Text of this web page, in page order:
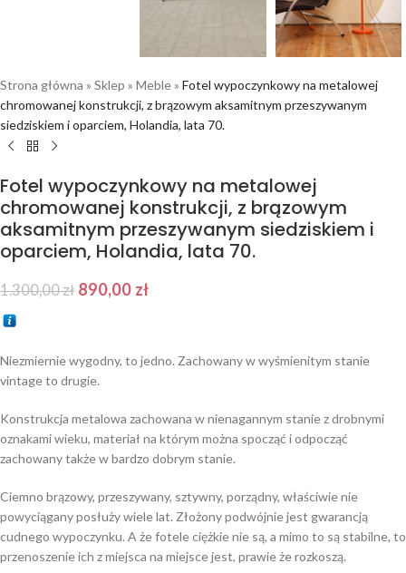
Strona główna » Sklep » Meble» Fotel wypoczynkowy na metalowej
chromowanej konstrukcji, z brązowym aksamitnym przeszywanym
siedziskiem i oparciem, Holandia, lata 70.
Fotel wypoczynkowy na metalowej
chromowanej konstrukcji, z brązowym
aksamitnym przeszywanym siedziskiem i
oparciem, Holandia, lata 70.
1.300,00zł 890,00 zł
Niezmiernie wygodny, to jedno. Zachowany w wyśmienitym stanie
vintage to drugie.
Konstrukcja metalowa zachowana w nienagannym stanie z drobnymi
oznakami wieku, materiał na którym można spocząć i odpocząć
zachowany także w bardzo dobrym stanie.
Ciemno brązowy, przeszywany, sztywny, porządny, właściwie nie
powyciągany posłuży wiele lat. Złożony podwójnie jest gwarancją
cudnego wypoczynku. A że fotele ciężkie nie są, a mimo to są stabilne, to
przenoszenie ich z miejsca na miejsce jest, prawie że rozkoszą.